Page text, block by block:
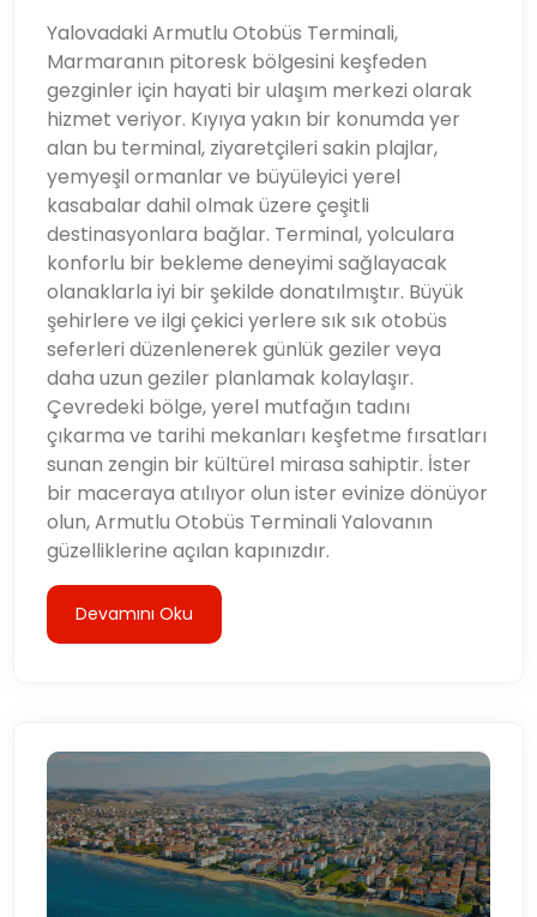
Yalovadaki Armutlu Otobüs Terminali,
Marmaranın pitoresk bölgesini keşfeden
gezginler için hayati bir ulaşım merkezi olarak
hizmet veriyor. Kıyıya yakın bir konumda yer
alan bu terminal, ziyaretçileri sakin plajlar,
yemyeşil ormanlar ve büyüleyici yerel
kasabalar dahil olmak üzere çeşitli
destinasyonlara bağlar. Terminal, yolculara
konforlu bir bekleme deneyimi sağlayacak
olanaklarla iyi bir şekilde donatılmıştır. Büyük
şehirlere ve ilgi çekici yerlere sık sık otobüs
seferleri düzenlenerek günlük geziler veya
daha uzun geziler planlamak kolaylaşır.
Çevredeki bölge, yerel mutfağın tadını
çıkarma ve tarihi mekanları keşfetme fırsatları
sunan zengin bir kültürel mirasa sahiptir. İster
bir maceraya atılıyor olun ister evinize dönüyor
olun, Armutlu Otobüs Terminali Yalovanın
güzelliklerine açılan kapınızdır.
Devamını Oku